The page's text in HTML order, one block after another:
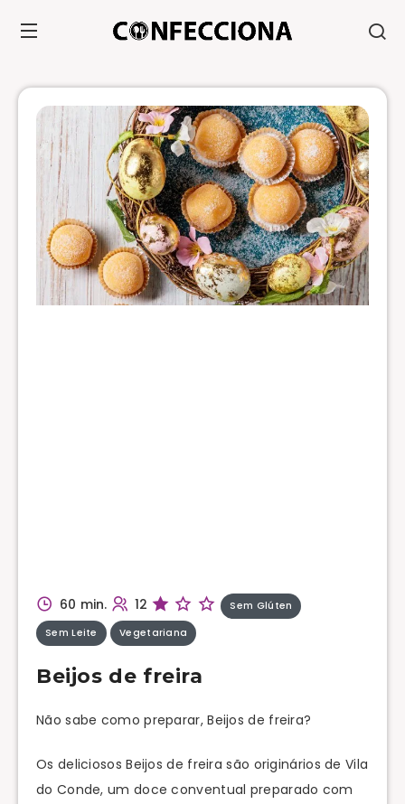
60 min. 12 Sem Glúten
Sem Leite Vegetariana
Beijos de freira
Não sabe como preparar, Beijos de freira?
Os deliciosos Beijos de freira são originários de Vila
do Conde, um doce conventual preparado com